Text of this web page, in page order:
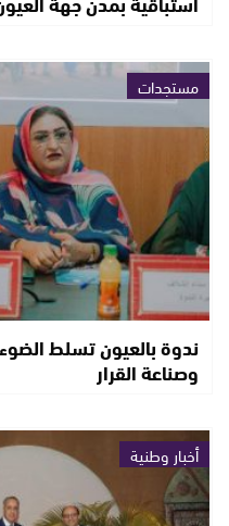
مستجدات
ندوة بالعيون تسلط
وصناعة القرار
أخبار وطنية